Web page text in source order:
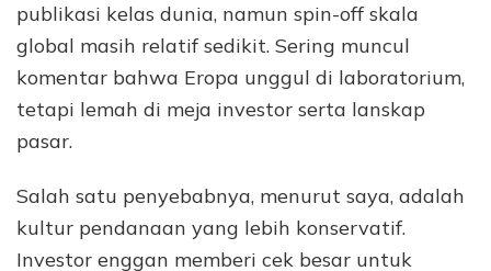
publikasi kelas dunia, namun spin-off skala
global masih relatif sedikit. Sering muncul
komentar bahwa Eropa unggul di laboratorium,
tetapi lemah di meja investor serta lanskap
pasar.
Salah satu penyebabnya, menurut saya, adalah
kultur pendanaan yang lebih konservatif.
Investor enggan memberi cek besar untuk